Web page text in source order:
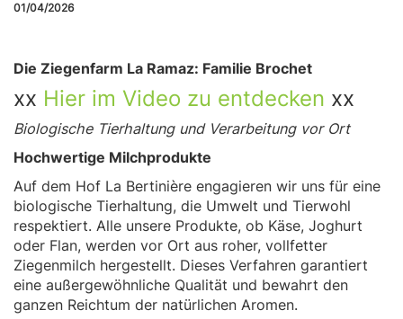
01/04/2026
Die Ziegenfarm La Ramaz: Familie Brochet
xx Hier im Video zu entdecken xx
Biologische Tierhaltung und Verarbeitung vor Ort
Hochwertige Milchprodukte
Auf dem Hof La Bertinière engagieren wir uns für eine
biologische Tierhaltung, die Umwelt und Tierwohl
respektiert. Alle unsere Produkte, ob Käse, Joghurt
oder Flan, werden vor Ort aus roher, vollfetter
Ziegenmilch hergestellt. Dieses Verfahren garantiert
eine außergewöhnliche Qualität und bewahrt den
ganzen Reichtum der natürlichen Aromen.